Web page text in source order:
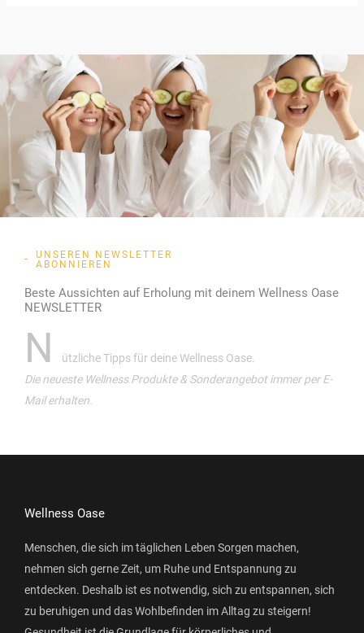
UNSEREN NEWSLETTER
ABONNIEREN
Beste Aussichten auf Erholung mit deinem Wellness Oase
NEWSLETTER
N
ützliche Tipps für deine Wellness Oase.
Die neueste Wellness Produkte & Sonderangebot immer per E-
Mail erhalten.
Wellness Oase
Menschen, die sich im täglichen Leben Sorgen machen,
nehmen sich gerne Zeit, um Ruhe und Entspannung zu
entdecken. Deshalb ist es notwendig, sich zu entspannen, sich
zu beruhigen und das Wohlbefinden im Alltag zu steigern!